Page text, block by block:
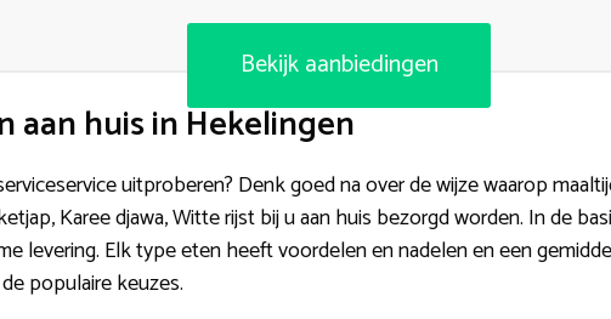
Bekijk aanbiedingen
aan huis in Hekelingen
uitproberen? Denk goed na over de wijze waarop
Karee djawa, Witte rijst bij u aan huis bezorgd worden. In de
levering. Elk type eten heeft voordelen en nadelen en een
populaire keuzes.